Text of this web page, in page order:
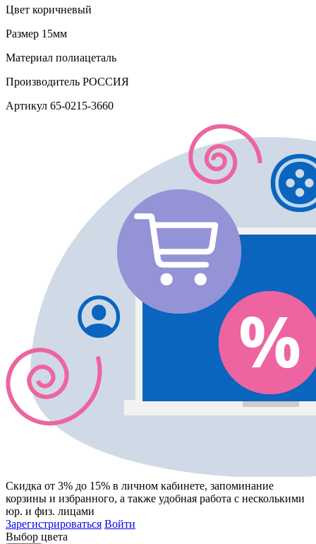
Цвет коричневый
Размер 15мм
Материал полиацеталь
Производитель РОССИЯ
Артикул 65-0215-3660
Скидка от 3% до 15% в личном кабинете, запоминание
корзины и избранного, а также удобная работа с несколькими
юр. и физ. лицами
Зарегистрироваться Войти
Выбор цвета